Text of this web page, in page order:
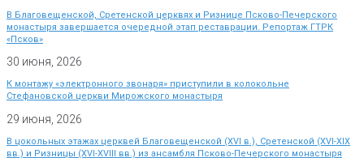
В Благовещенской, Сретенской церквях и Ризнице Псково-Печерского
монастыря завершается очередной этап реставрации. Репортаж ГТРК
«Псков»
30 июня, 2026
К монтажу «электронного звонаря» приступили в колокольне
Стефановской церкви Мирожского монастыря
29 июня, 2026
В цокольных этажах церквей Благовещенской (XVI в.), Сретенской (XVI-XIX
вв.) и Ризницы (XVI-XVIII вв.) из ансамбля Псково-Печерского монастыря